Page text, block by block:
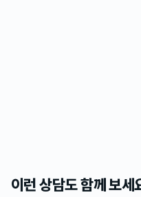
이런 상담도 함께 보세